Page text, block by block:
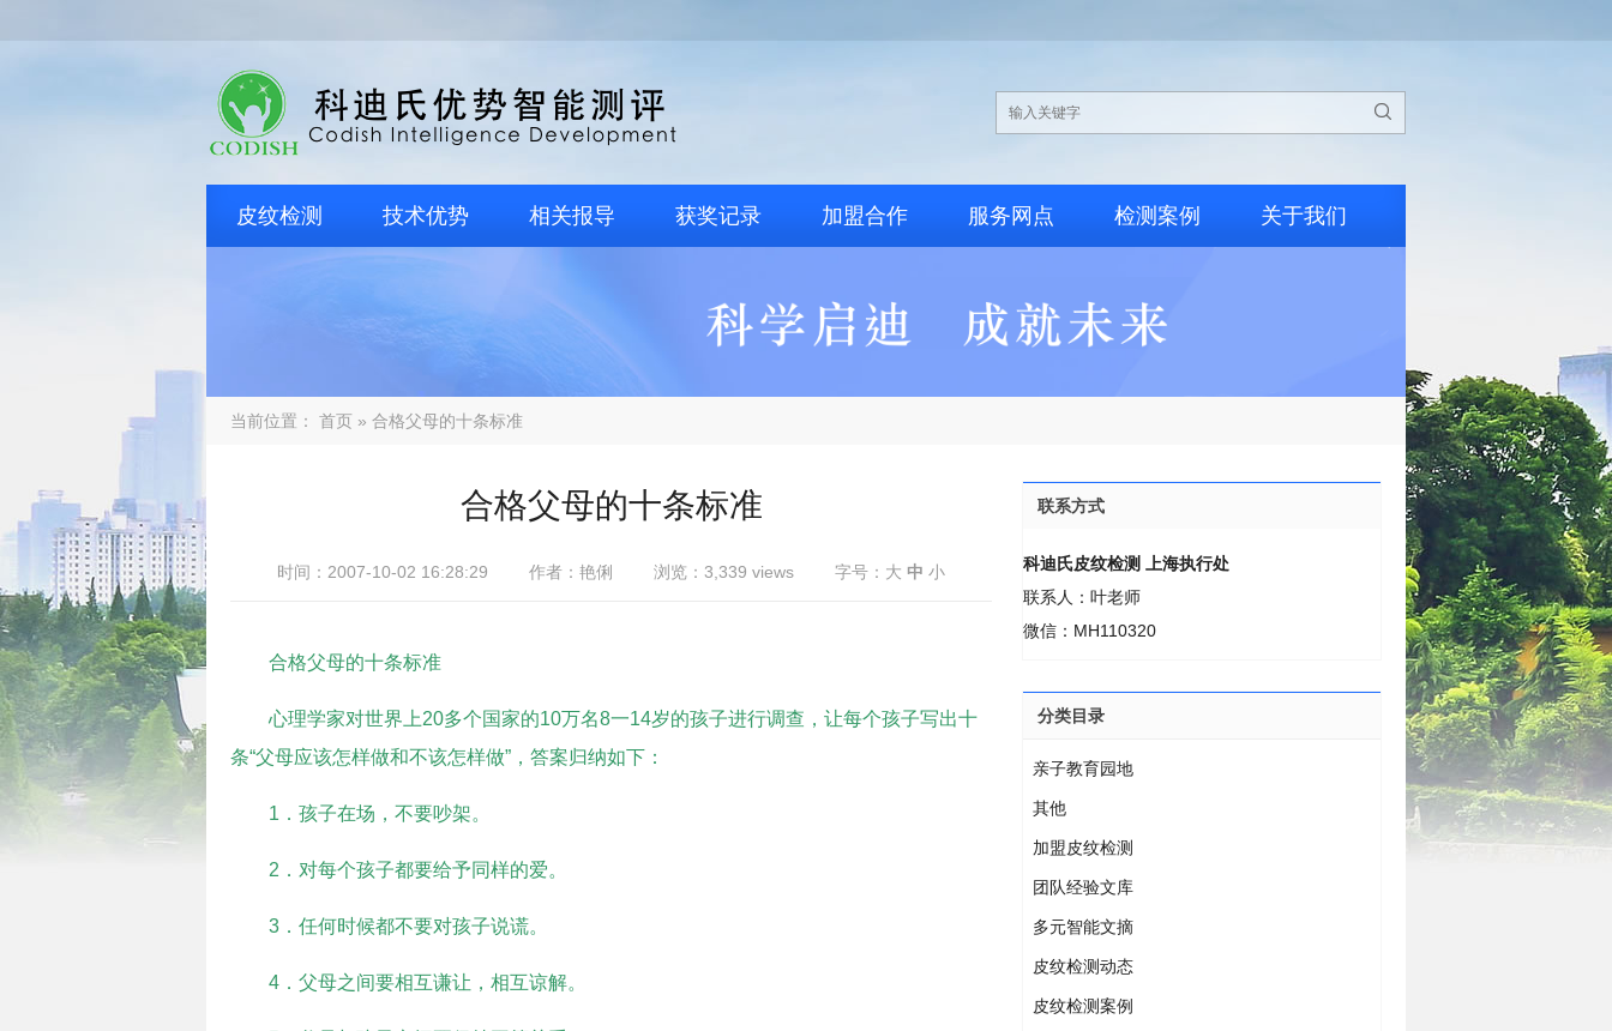

皮纹检测 技术优势 相关报导 获奖记录 加盟合作 服务网点 检测案例 关于我们
当前位置： 首页 » 合格父母的十条标准
合格父母的十条标准
时间：2007-10-02 16:28:29 作者：艳俐 浏览：3,339 views 字号： 大 中 小
合格父母的十条标准
心理学家对世界上20多个国家的10万名8一14岁的孩子进行调查，让每个孩子写出十
条“父母应该怎样做和不该怎样做”，答案归纳如下：
1．孩子在场，不要吵架。
2．对每个孩子都要给予同样的爱。
3．任何时候都不要对孩子说谎。
4．父母之间要相互谦让，相互谅解。
联系方式
科迪氏皮纹检测 上海执行处
联系人：叶老师
微信：MH110320
分类目录
亲子教育园地
其他
加盟皮纹检测
团队经验文库
多元智能文摘
皮纹检测动态
皮纹检测案例